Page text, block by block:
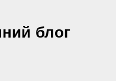
блог